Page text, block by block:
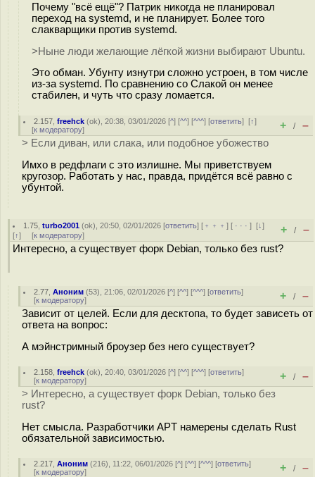
Почему "всё ещё"? Патрик никогда не планировал
переход на systemd, и не планирует. Более того
слакварщики против systemd.
>Ныне люди желающие лёгкой жизни выбирают Ubuntu.
Это обман. Убунту изнутри сложно устроен, в том числе
из-за systemd. По сравнению со Слакой он менее
стабилен, и чуть что сразу ломается.
2.157 ,freehck (ok), 20:38, 03/01/2026 [^] [^^] [^^^] [ответить][↑]
[к модератору] + / –
> Если диван, или слака, или подобное убожество
Имхо в редфлаги с это излишне. Мы приветствуем
кругозор. Работать у нас, правда, придётся всё равно с
убунтой.
1.75 ,turbo2001 (ok), 20:50, 02/01/2026 [ответить] [ ﹢﹢﹢] [ · · ·][↓]
[↑] [к модератору] + / –
Интересно, а существует форк Debian, только без rust?
2.77 ,Аноним (53), 21:06, 02/01/2026 [^] [^^] [^^^] [ответить]
[к модератору] + / –
Зависит от целей. Если для десктопа, то будет зависеть от
ответа на вопрос:
А мэйнстримный броузер без него существует?
2.158 ,freehck (ok), 20:40, 03/01/2026 [^] [^^] [^^^] [ответить]
[к модератору] + / –
> Интересно, а существует форк Debian, только без
rust?
Нет смысла. Разработчики APT намерены сделать Rust
обязательной зависимостью.
2.217 ,Аноним (216), 11:22, 06/01/2026 [^] [^^] [^^^] [ответить]
[к модератору] + / –